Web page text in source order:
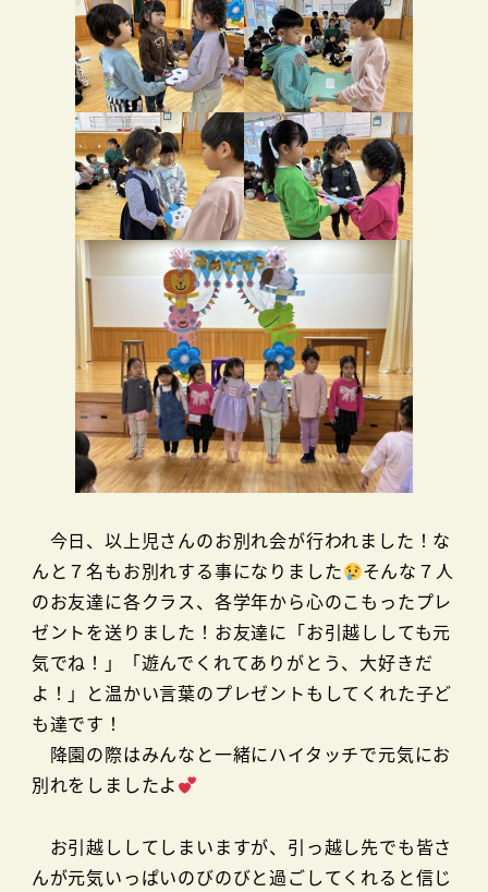
今日、以上児さんのお別れ会が行われました！な
んと７名もお別れする事になりました
そんな７人
のお友達に各クラス、各学年から心のこもったプレ
ゼントを送りました！お友達に「お引越ししても元
気でね！」「遊んでくれてありがとう、大好きだ
よ！」と温かい言葉のプレゼントもしてくれた子ど
も達です！
降園の際はみんなと一緒にハイタッチで元気にお
別れをしましたよ
お引越ししてしまいますが、引っ越し先でも皆さ
んが元気いっぱいのびのびと過ごしてくれると信じ